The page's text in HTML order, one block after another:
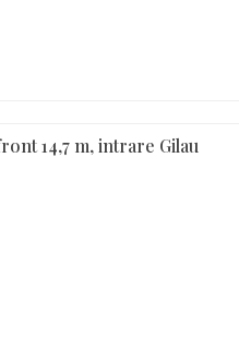
14,7 m, intrare Gilau